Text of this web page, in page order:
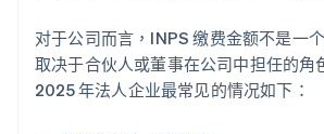
对于公司而言，INPS 缴费金额不是一
取决于合伙人或董事在公司中担任的角
2025 年法人企业最常见的情况如下：